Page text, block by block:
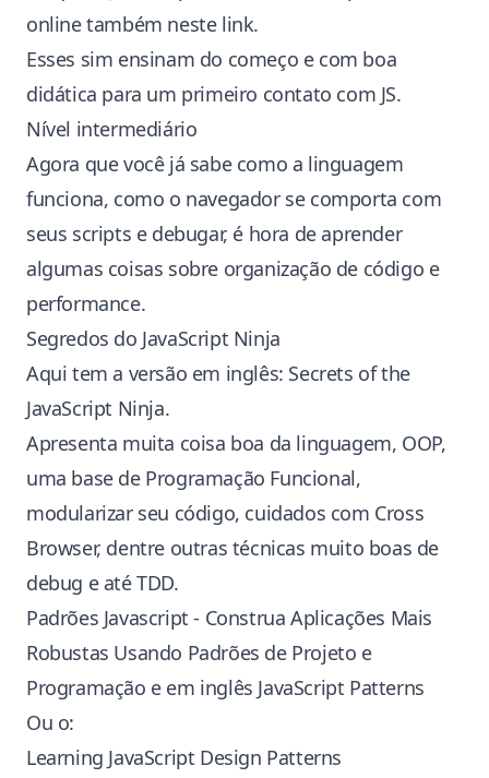
online também neste link.
Esses sim ensinam do começo e com boa
didática para um primeiro contato com JS.
Nível intermediário
Agora que você já sabe como a linguagem
funciona, como o navegador se comporta com
seus scripts e debugar, é hora de aprender
algumas coisas sobre organização de código e
performance.
Segredos do JavaScript Ninja
Aqui tem a versão em inglês: Secrets of the
JavaScript Ninja.
Apresenta muita coisa boa da linguagem, OOP,
uma base de Programação Funcional,
modularizar seu código, cuidados com Cross
Browser, dentre outras técnicas muito boas de
debug e até TDD.
Padrões Javascript - Construa Aplicações Mais
Robustas Usando Padrões de Projeto e
Programação e em inglês JavaScript Patterns
Ou o:
Learning JavaScript Design Patterns